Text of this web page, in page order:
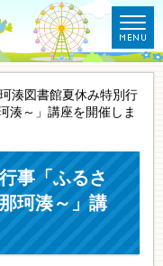
湊図書館夏休み特別行
湊～」講座を開催しま
事「ふるさ
珂湊～」講